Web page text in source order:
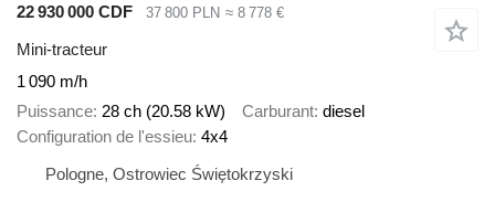
22 930 000 CDF
37 800 PLN ≈ 8 778 €
Mini-tracteur
1 090 m/h
Puissance 28 ch (20.58 kW) Carburant diesel
Configuration de l'essieu 4x4
Pologne, Ostrowiec Świętokrzyski